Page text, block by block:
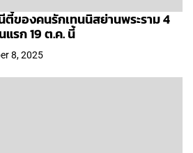
ของคนรักเทนนิสย่านพระราม 4
แรก 19 ต.ค. นี้
8, 2025